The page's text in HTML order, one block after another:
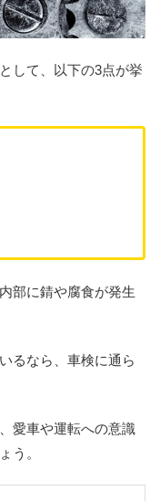
して、以下の3点が挙
部に錆や腐食が発生
るなら、車検に通ら
愛車や運転への意識
う。